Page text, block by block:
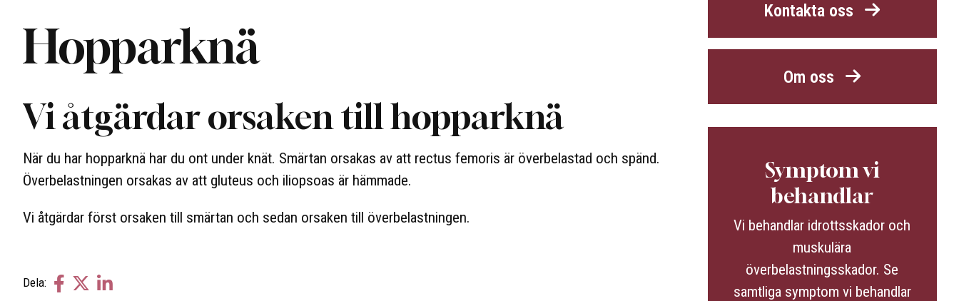
Hopparknä
Vi åtgärdar orsaken till hopparknä
När du har hopparknä har du ont under knät. Smärtan orsakas av att rectus femoris är överbelastad och spänd.
Överbelastningen orsakas av att gluteus och iliopsoas är hämmade.
Vi åtgärdar först orsaken till smärtan och sedan orsaken till överbelastningen.
Dela:
Dela
DelaDela
Kontakta oss
Om oss
Symptom vi
behandlar
Vi behandlar idrottsskador och
muskulära
överbelastningsskador. Se
samtliga symptom vi behandlar